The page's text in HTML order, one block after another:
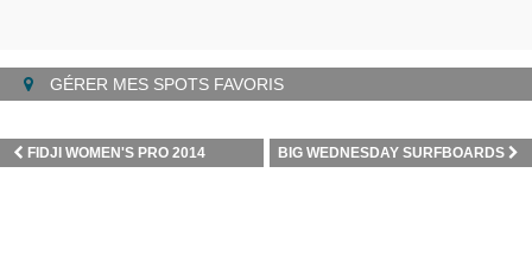
GÉRER MES SPOTS FAVORIS
BIG WEDNESDAY SURFBOARDS
FIDJI WOMEN'S PRO 2014